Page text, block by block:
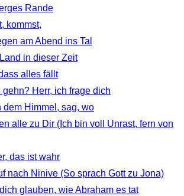
Rande
kommst,
am Abend ins Tal
in dieser Zeit
alles fällt
Herr, ich frage dich
dem Himmel, sag, wo
alle zu Dir (Ich bin voll Unrast, fern von
das ist wahr
nach Ninive (So sprach Gott zu Jona)
glauben, wie Abraham es tat